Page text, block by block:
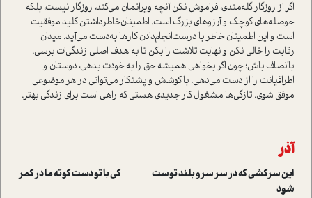
اگر از روزگار گله‌مندی، فراموش نکن آنچه ویرانمان می‌کند، روزگار نیست، بلکه
حوصله‌های کوچک و آرزوهای بزرگ است. اطمینان‌خاطر‌داشتن کلید موفقیت
است و این اطمینان خاطر با درست‌انجام‌دادن کارها به‌دست می‌آید. میدان
رقابت را خالی نکن و نهایت تلاشت را بکن تا به هدف اصلی زندگی‌ات برسی.
با‌انصاف باش؛ چون اگر بخواهی همیشه حق را به خودت بدهی، دوستان و
اطرافیانت را از دست می‌دهی. با کوشش و پشتکار می‌توانی در هر موضوعی
موفق شوی. تازگی‌ها مشغول کار جدیدی هستی که راهی است برای زندگی بهتر.
آذر
این سرکشی که در سر سرو بلند توست کی با تو دست کوته ما در کمر
شود